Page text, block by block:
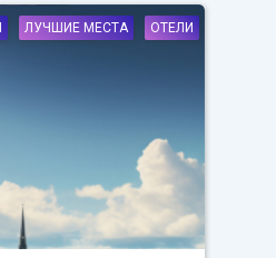
ЛУЧШИЕ МЕСТА ОТЕЛИ